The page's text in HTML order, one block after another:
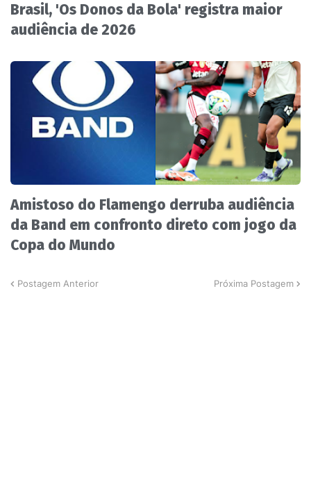
Brasil, 'Os Donos da Bola' registra maior
audiência de 2026
Amistoso do Flamengo derruba audiência
da Band em confronto direto com jogo da
Copa do Mundo
Postagem Anterior Próxima Postagem